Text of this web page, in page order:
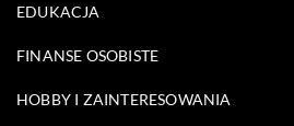
EDUKACJA
FINANSE OSOBISTE
HOBBY I ZAINTERESOWANIA